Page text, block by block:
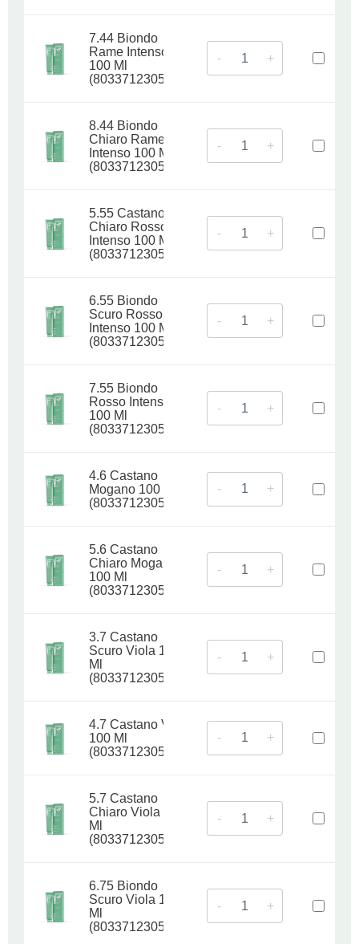
7.44 Biondo
Rame Intenso
100 Ml
(8033712305189)
- +
8.44 Biondo
Chiaro Rame
Intenso 100 Ml
(8033712305196)
- +
5.55 Castano
Chiaro Rosso
Intenso 100 Ml
(8033712305202)
- +
6.55 Biondo
Scuro Rosso
Intenso 100 Ml
(8033712305219)
- +
7.55 Biondo
Rosso Intenso
100 Ml
(8033712305226)
- +
4.6 Castano
Mogano 100 Ml
(8033712305233)
- +
5.6 Castano
Chiaro Mogano
100 Ml
(8033712305240)
- +
3.7 Castano
Scuro Viola 100
Ml
(8033712305257)
- +
4.7 Castano Viola
100 Ml
(8033712305264)
- +
5.7 Castano
Chiaro Viola 100
Ml
(8033712305271)
- +
6.75 Biondo
Scuro Viola 100
Ml
(8033712305288)
- +